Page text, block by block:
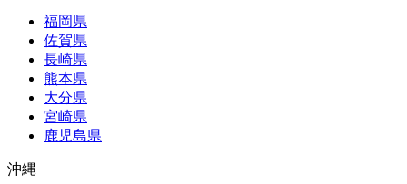
福岡県
佐賀県
長崎県
熊本県
大分県
宮崎県
鹿児島県
沖縄